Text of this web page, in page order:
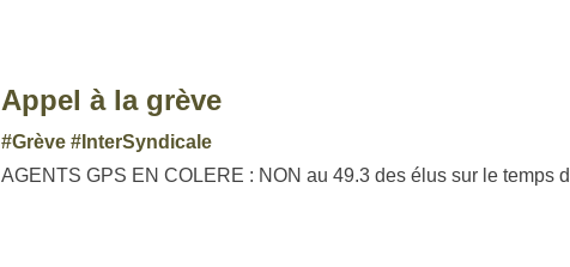
Appel à la grève
#Grève #InterSyndicale
AGENTS GPS EN COLERE : NON au 49.3 des élus sur le temps